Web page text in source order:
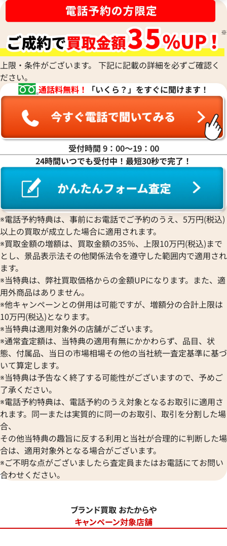
上限・条件がございます。 下記に記載の詳細を必ずご確認く
ださい。
通話料無料！
「いくら？」をすぐに聞けます！
受付時間 9：00〜19：00
24時間いつでも受付中！最短30秒で完了！
※電話予約特典は、事前にお電話でご予約のうえ、5万円(税込)
以上の買取が成立した場合に適用されます。
※買取金額の増額は、買取金額の35％、上限10万円(税込)まで
とし、景品表示法その他関係法令を遵守した範囲内で適用され
ます。
※当特典は、弊社買取価格からの金額UPになります。また、適
用外商品はありません。
※他キャンペーンとの併用は可能ですが、増額分の合計上限は
10万円(税込)となります。
※当特典は適用対象外の店舗がございます。
※通常査定額は、当特典の適用有無にかかわらず、品目、状
態、付属品、当日の市場相場その他の当社統一査定基準に基づ
いて算定します。
※当特典は予告なく終了する可能性がございますので、予めご
了承ください。
※電話予約特典は、電話予約のうえ対象となるお取引に適用さ
れます。同一または実質的に同一のお取引、取引を分割した場
合、
その他当特典の趣旨に反する利用と当社が合理的に判断した場
合は、適用対象外となる場合がございます。
※ご不明な点がございましたら査定員またはお電話にてお問い
合わせください。
ブランド買取 おたからや
キャンペーン対象店舗